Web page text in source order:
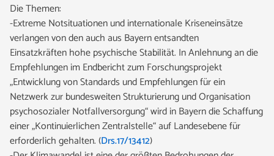
Die Themen:
-Extreme Notsituationen und internationale Kriseneinsätze
verlangen von den auch aus Bayern entsandten
Einsatzkräften hohe psychische Stabilität. In Anlehnung an die
Empfehlungen im Endbericht zum Forschungsprojekt
„Entwicklung von Standards und Empfehlungen für ein
Netzwerk zur bundesweiten Strukturierung und Organisation
psychosozialer Notfallversorgung“ wird in Bayern die Schaffung
einer „Kontinuierlichen Zentralstelle“ auf Landesebene für
erforderlich gehalten. (Drs.17/13412)